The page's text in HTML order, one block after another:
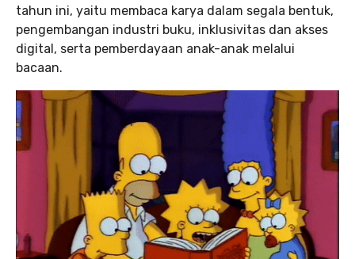
tahun ini, yaitu membaca karya dalam segala bentuk,
pengembangan industri buku, inklusivitas dan akses
digital, serta pemberdayaan anak-anak melalui
bacaan.